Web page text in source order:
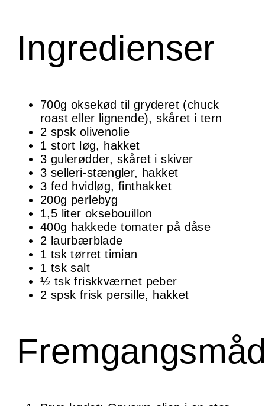
Ingredienser
700g oksekød til gryderet (chuck
roast eller lignende), skåret i tern
2 spsk olivenolie
1 stort løg, hakket
3 gulerødder, skåret i skiver
3 selleri-stængler, hakket
3 fed hvidløg, finthakket
200g perlebyg
1,5 liter oksebouillon
400g hakkede tomater på dåse
2 laurbærblade
1 tsk tørret timian
1 tsk salt
½ tsk friskkværnet peber
2 spsk frisk persille, hakket